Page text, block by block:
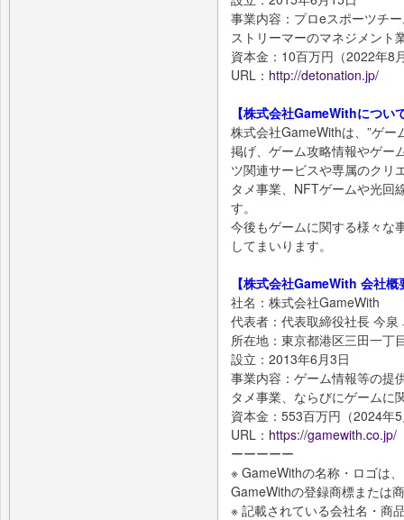
事業内容：プロeスポーツチ
ストリーマーのマネジメント
資本金：10百万円（2022年8
URL： http://detonation.jp/
【株式会社GameWithについ
株式会社GameWithは、”ゲー
掲げ、ゲーム攻略情報やゲー
ツ関連サービスや専属のクリ
タメ事業、NFTゲームや光回
す。
今後もゲームに関する様々な
してまいります。
【株式会社GameWith 会社概
社名：株式会社GameWith
代表者：代表取締役社長 今泉
所在地：東京都港区三田一丁
設立：2013年6月3日
事業内容：ゲーム情報等の提
タメ事業、ならびにゲームに
資本金：553百万円（2024年
URL： https://gamewith.co.jp/
ーーーーー
※ GameWithの名称・ロゴは
GameWithの登録商標または
※ 記載されている会社名・商